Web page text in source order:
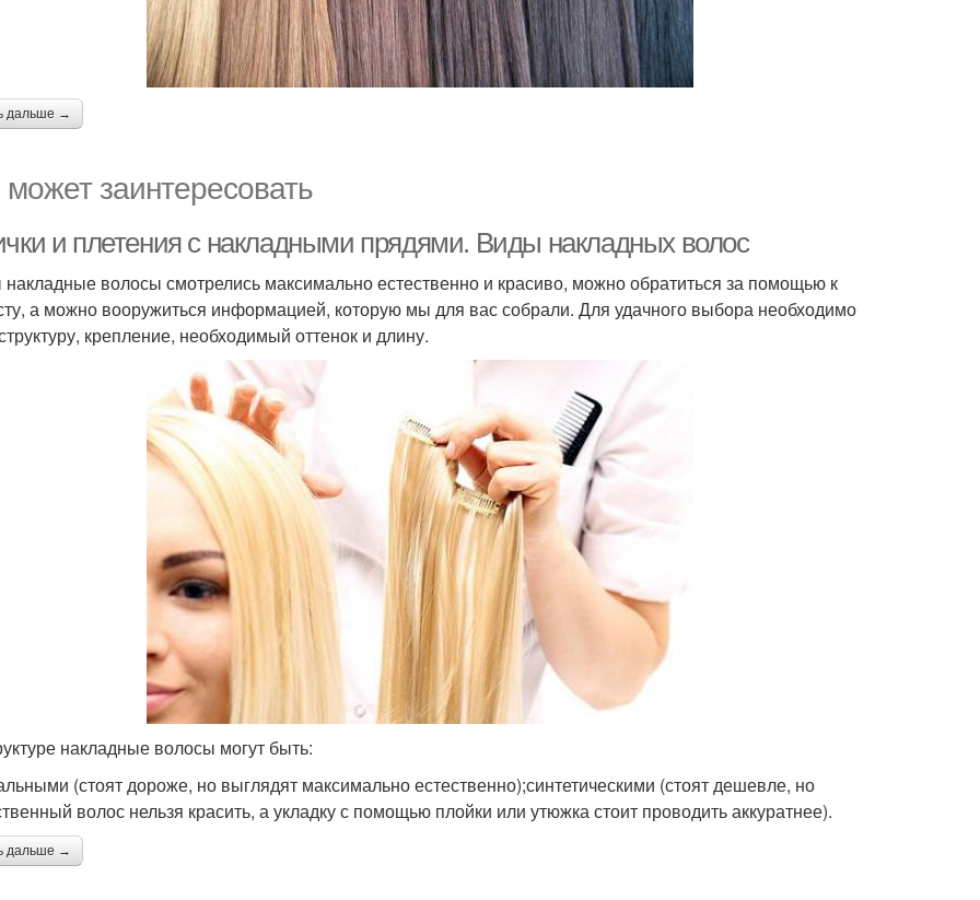
дальше →
заинтересовать
и плетения с накладными прядями. Виды накладных волос
волосы смотрелись максимально естественно и красиво, можно обратиться за помощью к
а можно вооружиться информацией, которую мы для вас собрали. Для удачного выбора необходимо
крепление, необходимый оттенок и длину.
накладные волосы могут быть:
(стоят дороже, но выглядят максимально естественно);синтетическими (стоят дешевле, но
волос нельзя красить, а укладку с помощью плойки или утюжка стоит проводить аккуратнее).
дальше →